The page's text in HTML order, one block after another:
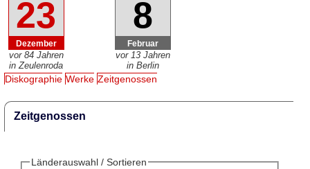
23
Dezember
vor 84 Jahren
in Zeulenroda
8
Februar
vor 13 Jahren
in Berlin
Diskographie Werke Zeitgenossen
Zeitgenossen
Länderauswahl / Sortieren